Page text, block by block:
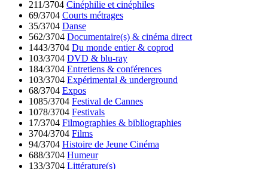
211/3704 Cinéphilie et cinéphiles
69/3704 Courts métrages
35/3704 Danse
562/3704 Documentaire(s) & cinéma direct
1443/3704 Du monde entier & coprod
103/3704 DVD & blu-ray
184/3704 Entretiens & conférences
103/3704 Expérimental & underground
68/3704 Expos
1085/3704 Festival de Cannes
1078/3704 Festivals
17/3704 Filmographies & bibliographies
3704/3704 Films
94/3704 Histoire de Jeune Cinéma
688/3704 Humeur
133/3704 Littérature(s)